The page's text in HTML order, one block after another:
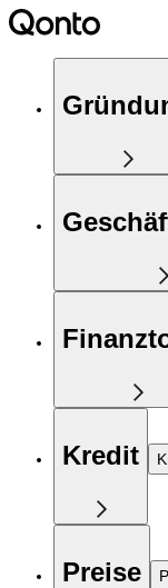
Kredit
Preise